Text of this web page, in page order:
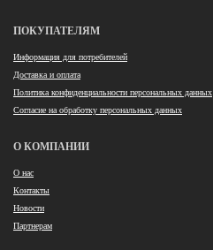
ПОКУПАТЕЛЯМ
Информация для потребителей
Доставка и оплата
Политика конфиденциальности персональных данных
Согласие на обработку персональных данных
О КОМПАНИИ
О нас
Контакты
Новости
Партнерам